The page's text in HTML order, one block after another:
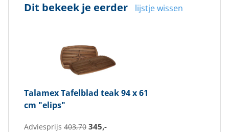
Dit bekeek je eerder lijstje wissen
TalamexTafelblad teak 94 x 61
cm "elips"
Adviesprijs 403,70 345,-